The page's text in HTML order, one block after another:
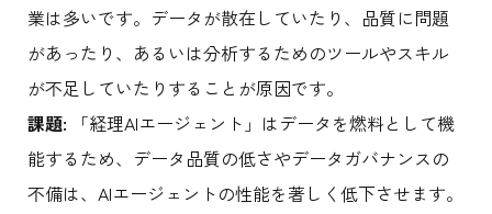
業は多いです。データが散在していたり、品質に問題
があったり、あるいは分析するためのツールやスキル
が不足していたりすることが原因です。
課題: 「経理AIエージェント」はデータを燃料として機
能するため、データ品質の低さやデータガバナンスの
不備は、AIエージェントの性能を著しく低下させます。